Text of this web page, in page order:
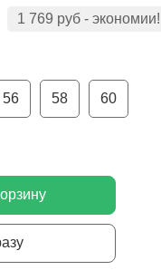
1 769 руб - экономии!
56 58 60